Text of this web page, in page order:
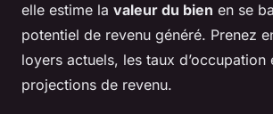
elle estime la valeur du bien en se
potentiel de revenu généré. Prenez
loyers actuels, les taux d’occupation
projections de revenu.